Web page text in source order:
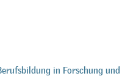
in Forschung